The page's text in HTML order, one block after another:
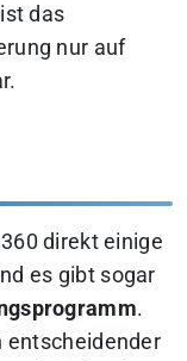
das
nur auf
direkt einige
es gibt sogar
.
entscheidender